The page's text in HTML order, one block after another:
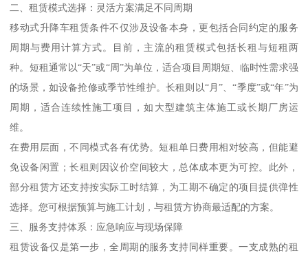
二、租赁模式选择：灵活方案满足不同周期
移动式升降车租赁条件不仅涉及设备本身，更包括合同约定的服务
周期与费用计算方式。目前，主流的租赁模式包括长租与短租两
种。短租通常以“天”或“周”为单位，适合项目周期短、临时性需求强
的场景，如设备抢修或季节性维护。长租则以“月”、“季度”或“年”为
周期，适合连续性施工项目，如大型建筑主体施工或长期厂房运
维。
在费用层面，不同模式各有优势。短租单日费用相对较高，但能避
免设备闲置；长租则因议价空间较大，总体成本更为可控。此外，
部分租赁方还支持按实际工时结算，为工期不确定的项目提供弹性
选择。您可根据预算与施工计划，与租赁方协商最适配的方案。
三、服务支持体系：应急响应与现场保障
租赁设备仅是第一步，全周期的服务支持同样重要。一支成熟的租